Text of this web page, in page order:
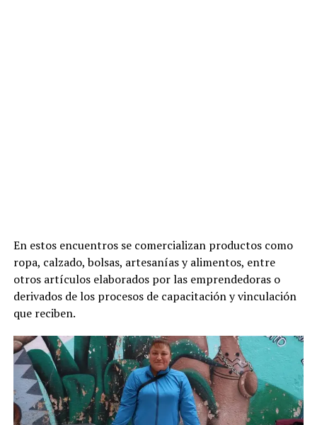
En estos encuentros se comercializan productos como
ropa, calzado, bolsas, artesanías y alimentos, entre
otros artículos elaborados por las emprendedoras o
derivados de los procesos de capacitación y vinculación
que reciben.